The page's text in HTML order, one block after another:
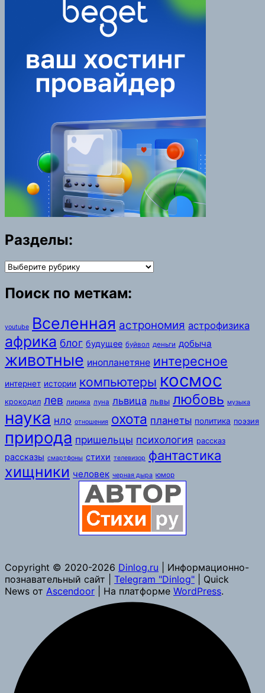
Разделы:
Разделы:
Поиск по меткам:
youtube Вселенная астрономия астрофизика
африка блог будущее буйвол деньги добыча
животные инопланетяне интересное
интернет истории компьютеры космос
крокодил лев лирика луна львица львы любовь музыка
наука нло отношения охота планеты политика поэзия
природа пришельцы психология рассказ
рассказы смартфоны стихи телевизор фантастика
хищники человек черная дыра юмор
Copyright © 2020-2026 Dinlog.ru | Информационно-
познавательный сайт | Telegram "Dinlog" | Quick
News от Ascendoor | На платформе WordPress.